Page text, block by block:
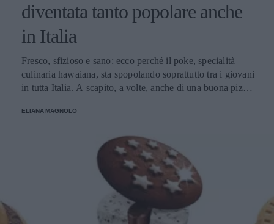
diventata tanto popolare anche
in Italia
Fresco, sfizioso e sano: ecco perché il poke, specialità
culinaria hawaiana, sta spopolando soprattutto tra i giovani
in tutta Italia. A scapito, a volte, anche di una buona pizza.
ELIANA MAGNOLO